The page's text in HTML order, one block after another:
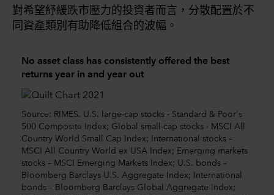
對希望紓緩跌市壓力的投資者而言，分散配置於不
同資產類別有助降低組合的波幅。
No asset class has consistently offered the best
returns year in and year out
Source: RIMES. U.S. large-cap stocks - Standard & Poor's
500 Composite Index; Global small-cap stocks - MSCI All
Country World Small Cap Index; International stocks –
MSCI All Country World ex USA Index; Emerging markets
stocks – MSCI Emerging Markets Index; U.S. bonds –
Bloomberg Barclays U.S. Aggregate Index; International
bonds – Bloomberg Barclays Global Aggregate Index;